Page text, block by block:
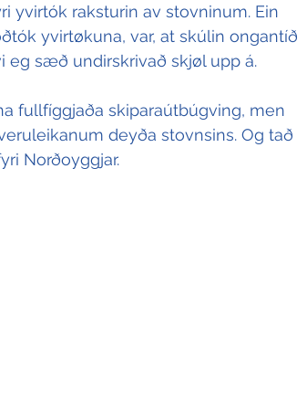
yvirtók raksturin av stovninum. Ein
yvirtøkuna, var, at skúlin ongantíð
eg sæð undirskrivað skjøl upp á.
fullfíggjaða skiparaútbúgving, men
deyða stovnsins. Og tað
Norðoyggjar.